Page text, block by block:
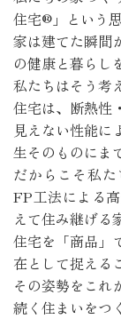
住宅®」という思
家は建てた瞬間
の健康と暮らし
私たちはそう考
住宅は、断熱性
見えない性能に
生そのものにま
だからこそ私た
FP工法による
えて住み継げる
住宅を「商品」
在として捉える
その姿勢をこれ
続く住まいをつ